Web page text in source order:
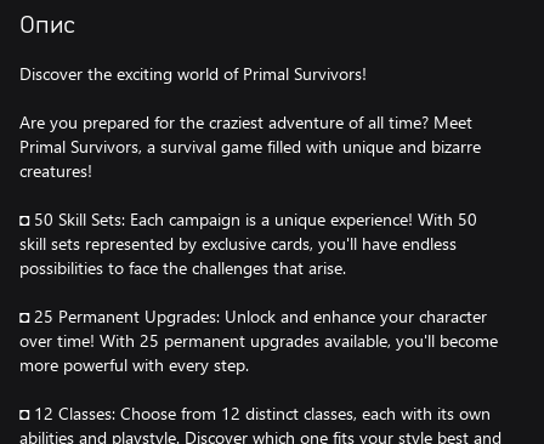
Опис
Discover the exciting world of Primal Survivors!
Are you prepared for the craziest adventure of all time? Meet
Primal Survivors, a survival game filled with unique and bizarre
creatures!
◘ 50 Skill Sets: Each campaign is a unique experience! With 50
skill sets represented by exclusive cards, you'll have endless
possibilities to face the challenges that arise.
◘ 25 Permanent Upgrades: Unlock and enhance your character
over time! With 25 permanent upgrades available, you'll become
more powerful with every step.
◘ 12 Classes: Choose from 12 distinct classes, each with its own
abilities and playstyle. Discover which one fits your style best and